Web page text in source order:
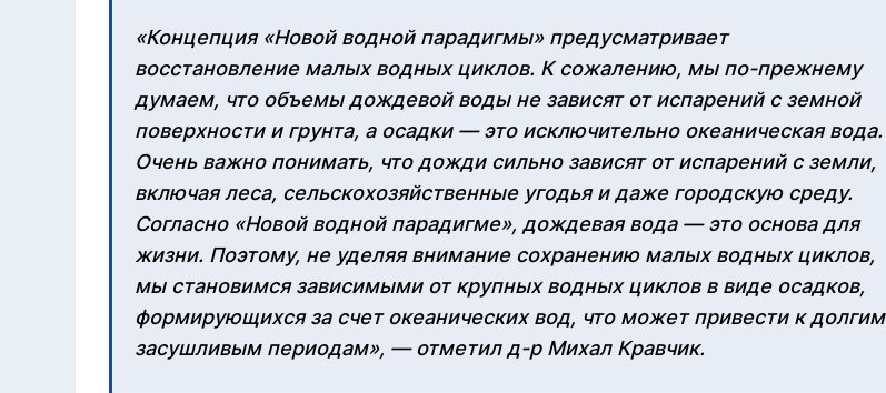
«Концепция «Новой водной парадигмы» предусматривает
восстановление малых водных циклов. К сожалению, мы по-прежнему
думаем, что объемы дождевой воды не зависят от испарений с земной
поверхности и грунта, а осадки — это исключительно океаническая вода.
Очень важно понимать, что дожди сильно зависят от испарений с земли,
включая леса, сельскохозяйственные угодья и даже городскую среду.
Согласно «Новой водной парадигме», дождевая вода — это основа для
жизни. Поэтому, не уделяя внимание сохранению малых водных циклов,
мы становимся зависимыми от крупных водных циклов в виде осадков,
формирующихся за счет океанических вод, что может привести к долгим
засушливым периодам», — отметил д-р Михал Кравчик.